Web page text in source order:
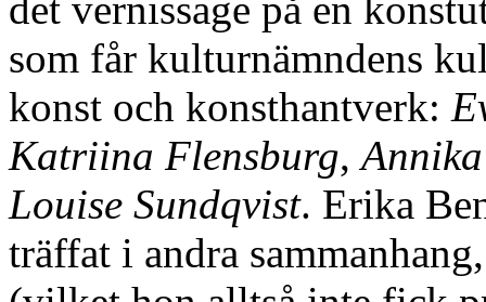
det vernissage på en
som får kulturnämndens
konst och konsthantverk:
Katriina Flensburg,
Louise Sundqvist. Erika
träffat i andra